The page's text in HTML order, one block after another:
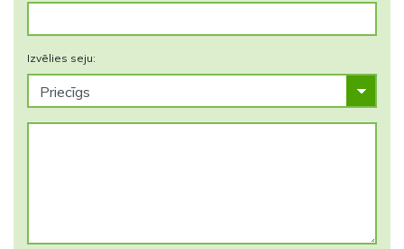
Izvēlies seju: